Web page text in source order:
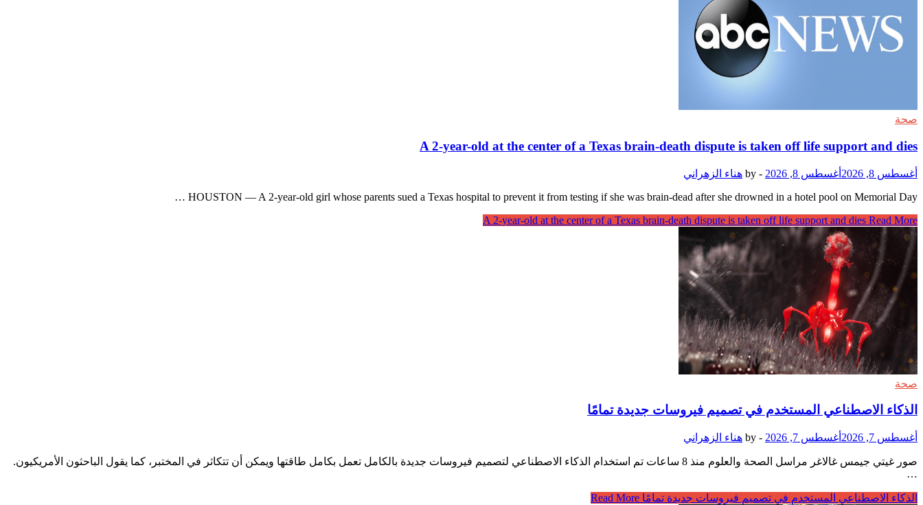
صحة
A 2-year-old at the center of a Texas brain-death dispute is taken off life support and dies
أغسطس 8, 2026 أغسطس 8, 2026 -
by هناء الزهراني
HOUSTON — A 2-year-old girl whose parents sued a Texas hospital to prevent it from testing if she was brain-dead after she drowned in a hotel pool on Memorial Day …
A 2-year-old at the center of a Texas brain-death dispute is taken off life support and dies Read More
صحة
الذكاء الاصطناعي المستخدم في تصميم فيروسات جديدة تمامًا
أغسطس 7, 2026 أغسطس 7, 2026 -
by هناء الزهراني
صور غيتي جيمس غالاغر مراسل الصحة والعلوم منذ 8 ساعات تم استخدام الذكاء الاصطناعي لتصميم فيروسات جديدة بالكامل تعمل بكامل طاقتها ويمكن أن تتكاثر في المختبر، كما يقول الباحثون الأمريكيون.
…
الذكاء الاصطناعي المستخدم في تصميم فيروسات جديدة تمامًا